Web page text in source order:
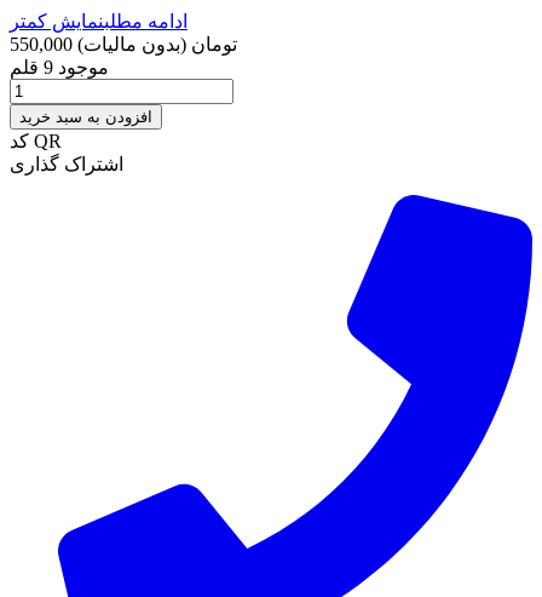
ادامه مطلبنمایش کمتر
550,000 تومان (بدون مالیات)
موجود 9 قلم
افزودن به سبد خرید
کد QR
اشتراک گذاری